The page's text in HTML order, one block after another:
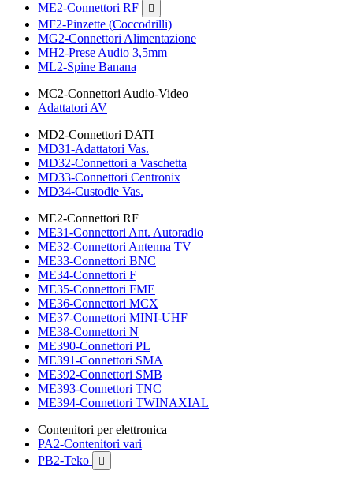
ME2-Connettori RF 
MF2-Pinzette (Coccodrilli)
MG2-Connettori Alimentazione
MH2-Prese Audio 3,5mm
ML2-Spine Banana
MC2-Connettori Audio-Video
Adattatori AV
MD2-Connettori DATI
MD31-Adattatori Vas.
MD32-Connettori a Vaschetta
MD33-Connettori Centronix
MD34-Custodie Vas.
ME2-Connettori RF
ME31-Connettori Ant. Autoradio
ME32-Connettori Antenna TV
ME33-Connettori BNC
ME34-Connettori F
ME35-Connettori FME
ME36-Connettori MCX
ME37-Connettori MINI-UHF
ME38-Connettori N
ME390-Connettori PL
ME391-Connettori SMA
ME392-Connettori SMB
ME393-Connettori TNC
ME394-Connettori TWINAXIAL
Contenitori per elettronica
PA2-Contenitori vari
PB2-Teko
